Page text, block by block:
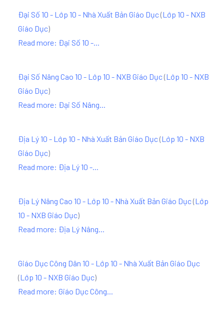
Đại Số 10 - Lớp 10 - Nhà Xuất Bản Giáo Dục(Lớp 10 - NXB
Giáo Dục)
Read more: Đại Số 10 -...
Đại Số Nâng Cao 10 - Lớp 10 - NXB Giáo Dục(Lớp 10 - NXB
Giáo Dục)
Read more: Đại Số Nâng...
Địa Lý 10 - Lớp 10 - Nhà Xuất Bản Giáo Dục(Lớp 10 - NXB
Giáo Dục)
Read more: Địa Lý 10 -...
Địa Lý Nâng Cao 10 - Lớp 10 - Nhà Xuất Bản Giáo Dục(Lớp
10 - NXB Giáo Dục)
Read more: Địa Lý Nâng...
Giáo Dục Công Dân 10 - Lớp 10 - Nhà Xuất Bản Giáo Dục
(Lớp 10 - NXB Giáo Dục)
Read more: Giáo Dục Công...